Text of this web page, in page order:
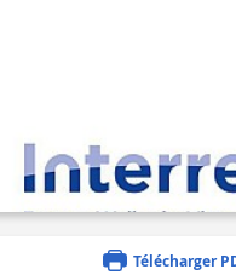
Télécharger